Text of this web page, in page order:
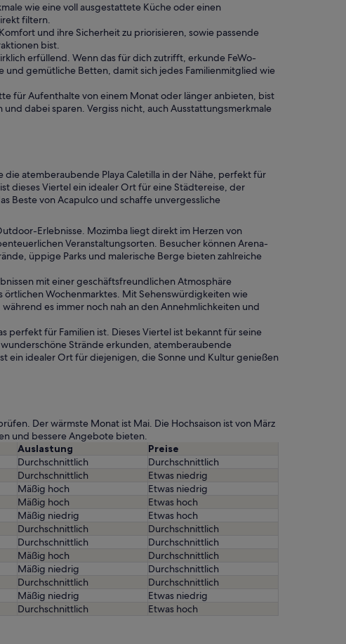
wie eine voll ausgestattete Küche oder einen
filtern.
und ihre Sicherheit zu priorisieren, sowie passende
bist.
erfüllend. Wenn das für dich zutrifft, erkunde FeWo-
gemütliche Betten, damit sich jedes Familienmitglied wie
für Aufenthalte von einem Monat oder länger anbieten, bist
dabei sparen. Vergiss nicht, auch Ausstattungsmerkmale
atemberaubende Playa Caletilla in der Nähe, perfekt für
dieses Viertel ein idealer Ort für eine Städtereise, der
Beste von Acapulco und schaffe unvergessliche
Erlebnisse. Mozimba liegt direkt im Herzen von
Veranstaltungsorten. Besucher können Arena-
üppige Parks und malerische Berge bieten zahlreiche
mit einer geschäftsfreundlichen Atmosphäre
Wochenmarktes. Mit Sehenswürdigkeiten wie
es immer noch nah an den Annehmlichkeiten und
perfekt für Familien ist. Dieses Viertel ist bekannt für seine
Strände erkunden, atemberaubende
ein idealer Ort für diejenigen, die Sonne und Kultur genießen
Der wärmste Monat ist Mai. Die Hochsaison ist von März
und bessere Angebote bieten.
Auslastung
Preise
Durchschnittlich
Durchschnittlich
Durchschnittlich
Etwas niedrig
Mäßig hoch
Etwas niedrig
Mäßig hoch
Etwas hoch
Mäßig niedrig
Etwas hoch
Durchschnittlich
Durchschnittlich
Durchschnittlich
Durchschnittlich
Mäßig hoch
Durchschnittlich
Mäßig niedrig
Durchschnittlich
Durchschnittlich
Durchschnittlich
Mäßig niedrig
Etwas niedrig
Durchschnittlich
Etwas hoch